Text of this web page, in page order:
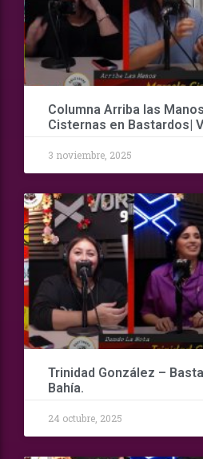
Columna Arriba las
Cisternas en Bastardos|
3 noviembre, 2025
Trinidad González –
Bahía.
24 octubre, 2025